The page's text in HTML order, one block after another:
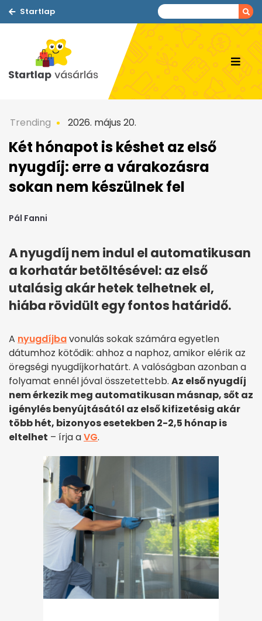
Startlap
Trending 2026. május 20.
Két hónapot is késhet az első
nyugdíj: erre a várakozásra
sokan nem készülnek fel
Pál Fanni
A nyugdíj nem indul el automatikusan
a korhatár betöltésével: az első
utalásig akár hetek telhetnek el,
hiába rövidült egy fontos határidő.
A nyugdíjbavonulás sokak számára egyetlen
dátumhoz kötődik: ahhoz a naphoz, amikor elérik az
öregségi nyugdíjkorhatárt. A valóságban azonban a
folyamat ennél jóval összetettebb. Az első nyugdíj
nem érkezik meg automatikusan másnap, sőt az
igénylés benyújtásától az első kifizetésig akár
több hét, bizonyos esetekben 2-2,5 hónap is
eltelhet – írja aVG.